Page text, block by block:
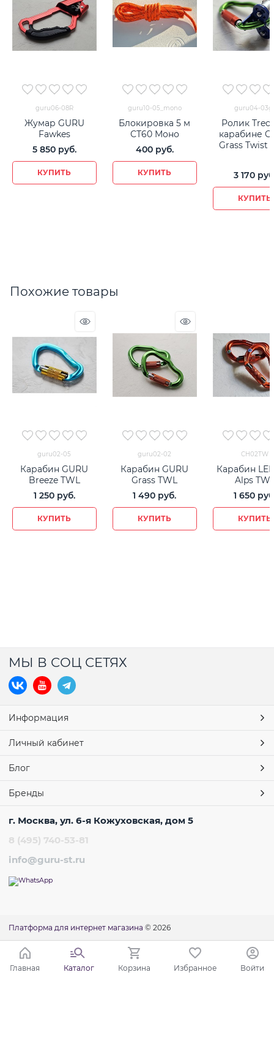
guru06-08R
Жумар GURU
Fawkes
5 850 руб.
КУПИТЬ
guru10-05_mono
Блокировка 5 м
СТ60 Моно
400 руб.
КУПИТЬ
guru04-
Ролик
карабине
Grass Twist
3 170
КУПИТЬ
Похожие товары
guru02-05
Карабин GURU
Breeze TWL
1 250 руб.
КУПИТЬ
guru02-02
Карабин GURU
Grass TWL
1 490 руб.
КУПИТЬ
CH02TW
Карабин
Alps
1 650
КУПИТЬ
МЫ В СОЦ СЕТЯХ
Информация
Личный кабинет
Блог
Бренды
г. Москва, ул. 6-я Кожуховская, дом 5
8 (495) 740-53-81
info@guru-st.ru
Платформа для интернет магазина © 2026
Главная Каталог Корзина Избранное Войти